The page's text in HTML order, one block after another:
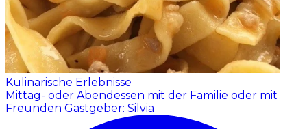
Kulinarische Erlebnisse
Mittag- oder Abendessen mit der Familie oder mit
Freunden Gastgeber: Silvia